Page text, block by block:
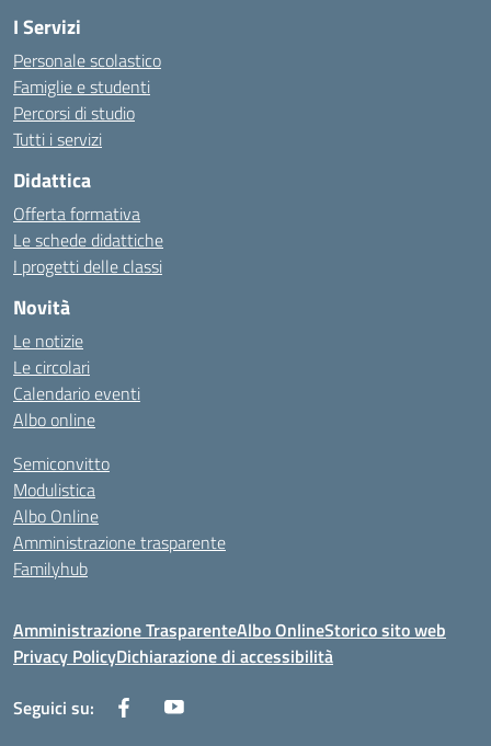
I Servizi
Personale scolastico
Famiglie e studenti
Percorsi di studio
Tutti i servizi
Didattica
Offerta formativa
Le schede didattiche
I progetti delle classi
Novità
Le notizie
Le circolari
Calendario eventi
Albo online
Semiconvitto
Modulistica
Albo Online
Amministrazione trasparente
Familyhub
Amministrazione TrasparenteAlbo OnlineStorico sito web
Privacy PolicyDichiarazione di accessibilità
Seguici su: